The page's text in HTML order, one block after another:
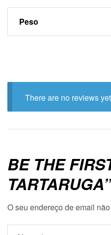
Peso
There are no reviews
BE THE
TARTARUGA”
O seu endereço de email